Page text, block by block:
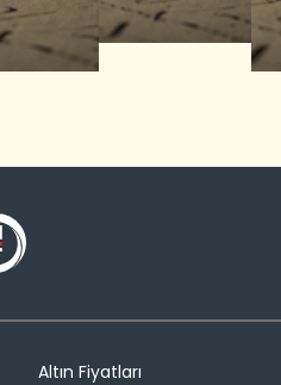
Altın Fiyatları